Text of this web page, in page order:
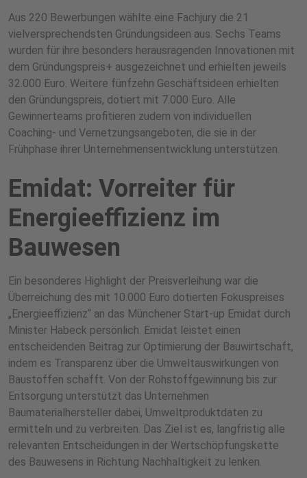
Aus 220 Bewerbungen wählte eine Fachjury die 21
vielversprechendsten Gründungsideen aus. Sechs Teams
wurden für ihre besonders herausragenden Innovationen mit
dem Gründungspreis+ ausgezeichnet und erhielten jeweils
32.000 Euro. Weitere fünfzehn Geschäftsideen erhielten
den Gründungspreis, dotiert mit 7.000 Euro. Alle
Gewinnerteams profitieren zudem von individuellen
Coaching- und Vernetzungsangeboten, die sie in der
Frühphase ihrer Unternehmensentwicklung unterstützen.
Emidat: Vorreiter für
Energieeffizienz im
Bauwesen
Ein besonderes Highlight der Preisverleihung war die
Überreichung des mit 10.000 Euro dotierten Fokuspreises
„Energieeffizienz“ an das Münchener Start-up Emidat durch
Minister Habeck persönlich. Emidat leistet einen
entscheidenden Beitrag zur Optimierung der Bauwirtschaft,
indem es Transparenz über die Umweltauswirkungen von
Baustoffen schafft. Von der Rohstoffgewinnung bis zur
Entsorgung unterstützt das Unternehmen
Baumaterialhersteller dabei, Umweltproduktdaten zu
ermitteln und zu verbreiten. Das Ziel ist es, langfristig alle
relevanten Entscheidungen in der Wertschöpfungskette
des Bauwesens in Richtung Nachhaltigkeit zu lenken.